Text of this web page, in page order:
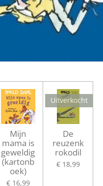
Mijn
mama is
geweldig
(kartonb
oek)
€ 16,99
Uitverkocht
De
reuzenk
rokodil
€ 18,99